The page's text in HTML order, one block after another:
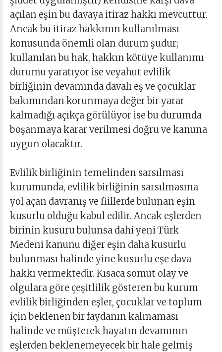
açılan eşin bu davaya itiraz hakkı mevcuttur.
Ancak bu itiraz hakkının kullanılması
konusunda önemli olan durum şudur;
kullanılan bu hak, hakkın kötüye kullanımı
durumu yaratıyor ise veyahut evlilik
birliğinin devamında davalı eş ve çocuklar
bakımından korunmaya değer bir yarar
kalmadığı açıkça görülüyor ise bu durumda
boşanmaya karar verilmesi doğru ve kanuna
uygun olacaktır.
Evlilik birliğinin temelinden sarsılması
kurumunda, evlilik birliğinin sarsılmasına
yol açan davranış ve fiillerde bulunan eşin
kusurlu olduğu kabul edilir. Ancak eşlerden
birinin kusuru bulunsa dahi yeni Türk
Medeni kanunu diğer eşin daha kusurlu
bulunması halinde yine kusurlu eşe dava
hakkı vermektedir. Kısaca somut olay ve
olgulara göre çeşitlilik gösteren bu kurum
evlilik birliğinden eşler, çocuklar ve toplum
için beklenen bir faydanın kalmaması
halinde ve müşterek hayatın devamının
eşlerden beklenemeyecek bir hale gelmiş